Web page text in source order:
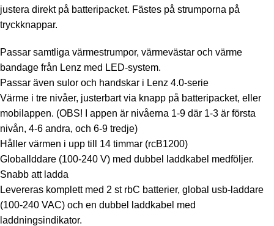
justera direkt på batteripacket. Fästes på strumporna på
tryckknappar.
Passar samtliga värmestrumpor, värmevästar och värme
bandage från Lenz med LED-system.
Passar även sulor och handskar i Lenz 4.0-serie
Värme i tre nivåer, justerbart via knapp på batteripacket, eller
mobilappen. (OBS! I appen är nivåerna 1-9 där 1-3 är första
nivån, 4-6 andra, och 6-9 tredje)
Håller värmen i upp till 14 timmar (rcB1200)
Globallddare (100-240 V) med dubbel laddkabel medföljer.
Snabb att ladda
Levereras komplett med 2 st rbC batterier, global usb-laddare
(100-240 VAC) och en dubbel laddkabel med
laddningsindikator.